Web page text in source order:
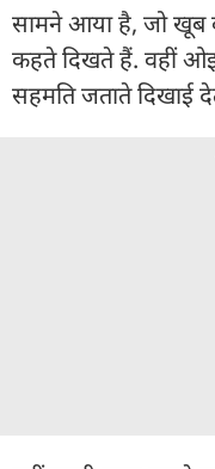
सामने आया है, जो खूब
कहते दिखते हैं. वहीं
सहमति जताते दिखाई